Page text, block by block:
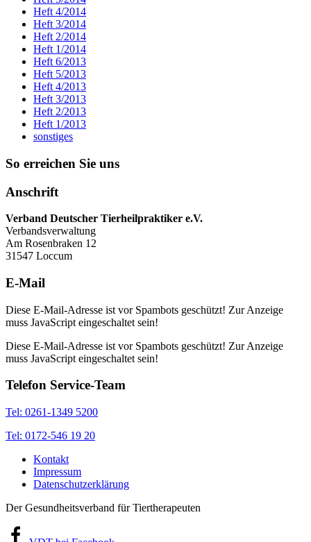
Heft 4/2014
Heft 3/2014
Heft 2/2014
Heft 1/2014
Heft 6/2013
Heft 5/2013
Heft 4/2013
Heft 3/2013
Heft 2/2013
Heft 1/2013
sonstiges
So erreichen Sie uns
Anschrift
Verband Deutscher Tierheilpraktiker e.V.
Verbandsverwaltung
Am Rosenbraken 12
31547 Loccum
E-Mail
Diese E-Mail-Adresse ist vor Spambots geschützt! Zur Anzeige
muss JavaScript eingeschaltet sein!
Diese E-Mail-Adresse ist vor Spambots geschützt! Zur Anzeige
muss JavaScript eingeschaltet sein!
Telefon Service-Team
Tel: 0261-1349 5200
Tel: 0172-546 19 20
Kontakt
Impressum
Datenschutzerklärung
Der Gesundheitsverband für Tiertherapeuten